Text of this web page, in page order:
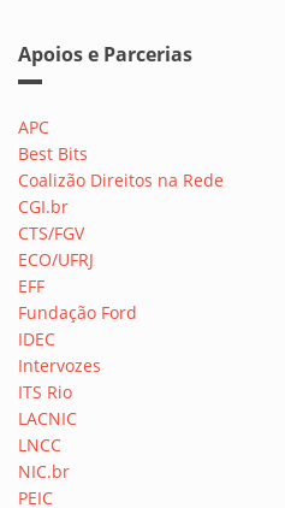
Apoios e Parcerias
APC
Best Bits
Coalizão Direitos na Rede
CGI.br
CTS/FGV
ECO/UFRJ
EFF
Fundação Ford
IDEC
Intervozes
ITS Rio
LACNIC
LNCC
NIC.br
PEIC